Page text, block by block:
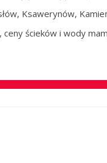
Ksawerynów,
ceny ścieków i wody